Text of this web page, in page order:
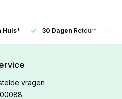
Huis* 30 Dagen Retour*
vragen